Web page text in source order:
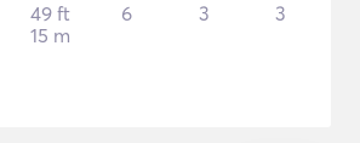
49 ft
15 m
6 3 3